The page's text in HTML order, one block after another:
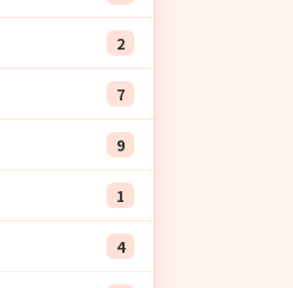
2
7
9
1
4